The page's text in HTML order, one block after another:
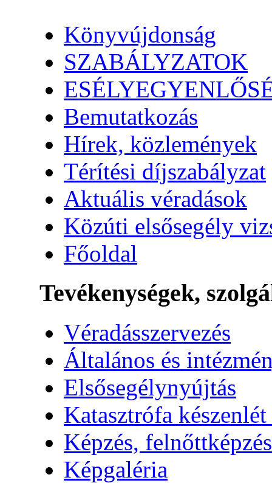
Könyvújdonság
SZABÁLYZATOK
Bemutatkozás
Hírek, közlemények
Térítési díjszabályzat
Aktuális véradások
Közúti elsősegély
Főoldal
Tevékenységek,
Véradásszervezés
Általános és
Elsősegélynyújtás
Katasztrófa
Képzés, felnőttképzés
Képgaléria